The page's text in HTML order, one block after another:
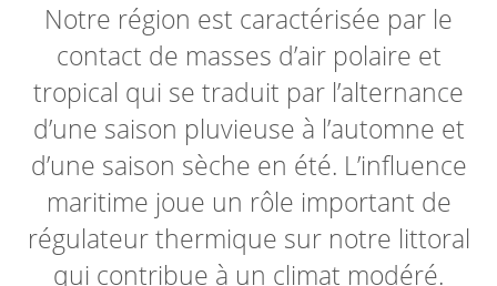
Notre région est caractérisée par le
contact de masses d’air polaire et
tropical qui se traduit par l’alternance
d’une saison pluvieuse à l’automne et
d’une saison sèche en été. L’influence
maritime joue un rôle important de
régulateur thermique sur notre littoral
qui contribue à un climat modéré.